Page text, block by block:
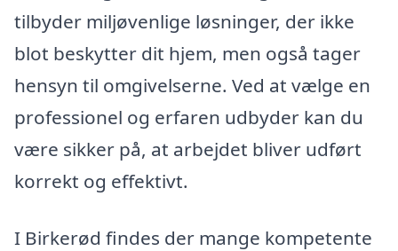
tilbyder miljøvenlige løsninger, der ikke
blot beskytter dit hjem, men også tager
hensyn til omgivelserne. Ved at vælge en
professionel og erfaren udbyder kan du
være sikker på, at arbejdet bliver udført
korrekt og effektivt.
I Birkerød findes der mange kompetente